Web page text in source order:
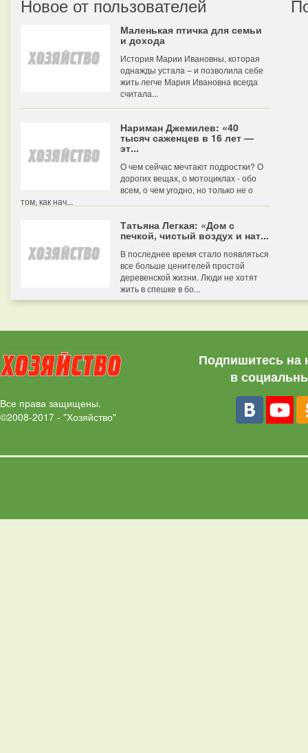
Новое от пользователей
Маленькая птичка для семьи
и дохода
История Марии Ивановны, которая
однажды устала – и позволила себе
жить легче Мария Ивановна всегда
считала...
Нариман Джемилев: «40
тысяч саженцев в 16 лет —
эт...
О чем сейчас мечтают подростки? О
дорогих вещах, о мотоциклах - обо
всем, о чем угодно, но только не о
том, как нач...
Татьяна Легкая: «Дом с
печкой, чистый воздух и нат...
В последнее время стало появляться
все больше ценителей простой
деревенской жизни. Люди не хотят
жить в спешке в бо...
Все права защищены.
©2008-2017 - "Хозяйство"
Подпишитесь на
в